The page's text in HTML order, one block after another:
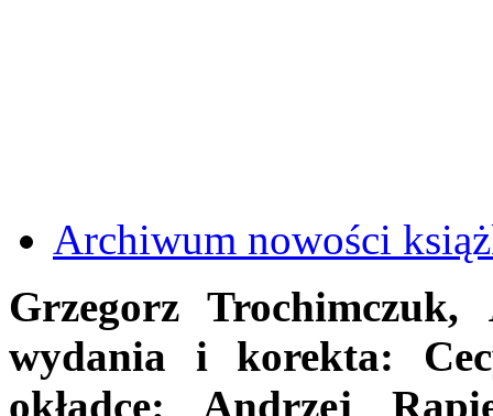
Archiwum nowości
Grzegorz Trochimczuk,
wydania i korekta:
okładce: Andrzej